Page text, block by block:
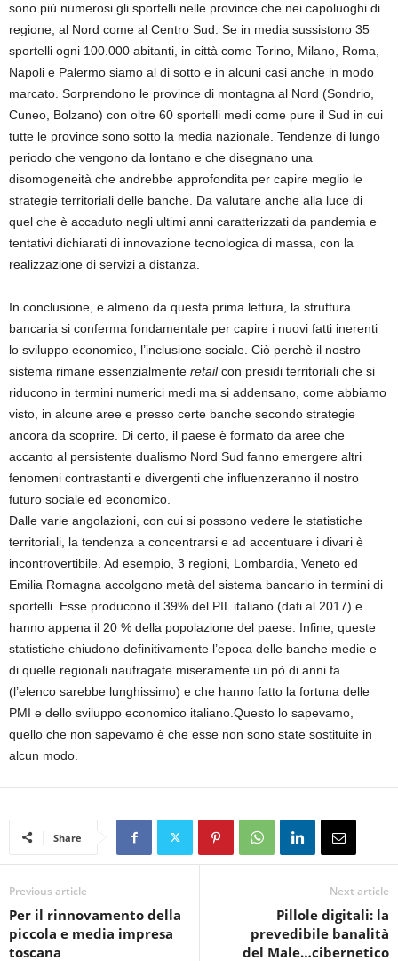
sono più numerosi gli sportelli nelle province che nei capoluoghi di
regione, al Nord come al Centro Sud. Se in media sussistono 35
sportelli ogni 100.000 abitanti, in città come Torino, Milano, Roma,
Napoli e Palermo siamo al di sotto e in alcuni casi anche in modo
marcato. Sorprendono le province di montagna al Nord (Sondrio,
Cuneo, Bolzano) con oltre 60 sportelli medi come pure il Sud in cui
tutte le province sono sotto la media nazionale. Tendenze di lungo
periodo che vengono da lontano e che disegnano una
disomogeneità che andrebbe approfondita per capire meglio le
strategie territoriali delle banche. Da valutare anche alla luce di
quel che è accaduto negli ultimi anni caratterizzati da pandemia e
tentativi dichiarati di innovazione tecnologica di massa, con la
realizzazione di servizi a distanza.
In conclusione, e almeno da questa prima lettura, la struttura
bancaria si conferma fondamentale per capire i nuovi fatti inerenti
lo sviluppo economico, l’inclusione sociale. Ciò perchè il nostro
sistema rimane essenzialmente retailcon presidi territoriali che si
riducono in termini numerici medi ma si addensano, come abbiamo
visto, in alcune aree e presso certe banche secondo strategie
ancora da scoprire. Di certo, il paese è formato da aree che
accanto al persistente dualismo Nord Sud fanno emergere altri
fenomeni contrastanti e divergenti che influenzeranno il nostro
futuro sociale ed economico.
Dalle varie angolazioni, con cui si possono vedere le statistiche
territoriali, la tendenza a concentrarsi e ad accentuare i divari è
incontrovertibile. Ad esempio, 3 regioni, Lombardia, Veneto ed
Emilia Romagna accolgono metà del sistema bancario in termini di
sportelli. Esse producono il 39% del PIL italiano (dati al 2017) e
hanno appena il 20 % della popolazione del paese. Infine, queste
statistiche chiudono definitivamente l’epoca delle banche medie e
di quelle regionali naufragate miseramente un pò di anni fa
(l’elenco sarebbe lunghissimo) e che hanno fatto la fortuna delle
PMI e dello sviluppo economico italiano.Questo lo sapevamo,
quello che non sapevamo è che esse non sono state sostituite in
alcun modo.
Share
Previous article
Per il rinnovamento della
piccola e media impresa
toscana
Next article
Pillole digitali: la
prevedibile banalità
del Male…cibernetico